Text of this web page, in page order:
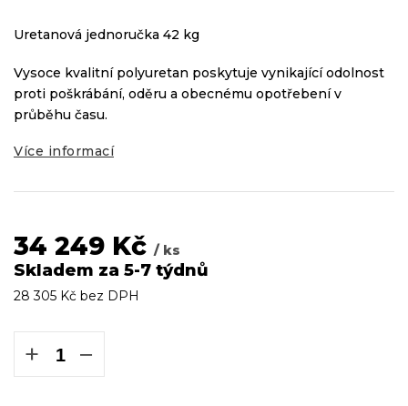
34 249 Kč / ks
Skladem za 5-7 týdnů
28 305 Kč bez DPH
+ −
Uretanová jednoručka 42 kg
Vysoce kvalitní polyuretan poskytuje vynikající odolnost
proti poškrábání, oděru a obecnému opotřebení v
průběhu času.
Více informací